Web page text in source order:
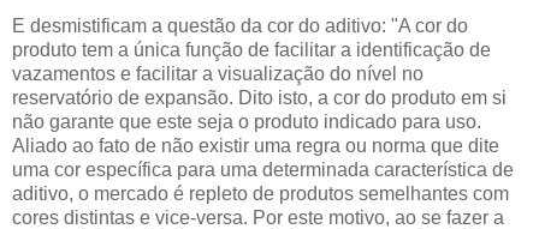
E desmistificam a questão da cor do aditivo: "A cor do
produto tem a única função de facilitar a identificação de
vazamentos e facilitar a visualização do nível no
reservatório de expansão. Dito isto, a cor do produto em si
não garante que este seja o produto indicado para uso.
Aliado ao fato de não existir uma regra ou norma que dite
uma cor específica para uma determinada característica de
aditivo, o mercado é repleto de produtos semelhantes com
cores distintas e vice-versa. Por este motivo, ao se fazer a